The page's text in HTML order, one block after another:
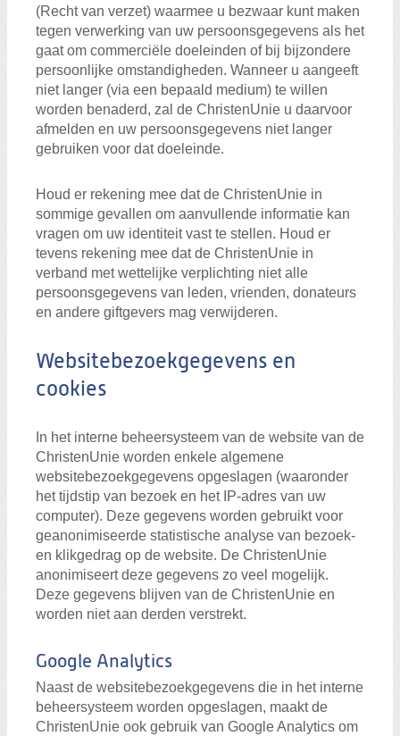
(Recht van verzet) waarmee u bezwaar kunt maken
tegen verwerking van uw persoonsgegevens als het
gaat om commerciële doeleinden of bij bijzondere
persoonlijke omstandigheden. Wanneer u aangeeft
niet langer (via een bepaald medium) te willen
worden benaderd, zal de ChristenUnie u daarvoor
afmelden en uw persoonsgegevens niet langer
gebruiken voor dat doeleinde.
Houd er rekening mee dat de ChristenUnie in
sommige gevallen om aanvullende informatie kan
vragen om uw identiteit vast te stellen. Houd er
tevens rekening mee dat de ChristenUnie in
verband met wettelijke verplichting niet alle
persoonsgegevens van leden, vrienden, donateurs
en andere giftgevers mag verwijderen.
Websitebezoekgegevens en
cookies
In het interne beheersysteem van de website van de
ChristenUnie worden enkele algemene
websitebezoekgegevens opgeslagen (waaronder
het tijdstip van bezoek en het IP-adres van uw
computer). Deze gegevens worden gebruikt voor
geanonimiseerde statistische analyse van bezoek-
en klikgedrag op de website. De ChristenUnie
anonimiseert deze gegevens zo veel mogelijk.
Deze gegevens blijven van de ChristenUnie en
worden niet aan derden verstrekt.
Google Analytics
Naast de websitebezoekgegevens die in het interne
beheersysteem worden opgeslagen, maakt de
ChristenUnie ook gebruik van Google Analytics om